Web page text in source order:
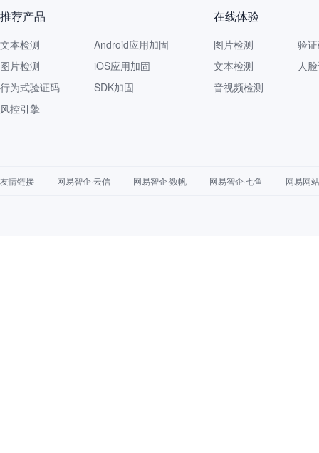
推荐产品
文本检测
图片检测
行为式验证码
风控引擎
Android应用加固
iOS应用加固
SDK加固
在线体验
图片检测
文本检测
音视频检测
验
人
友情链接 网易智企·云信 网易智企·数帆 网易智企·七鱼 网易网